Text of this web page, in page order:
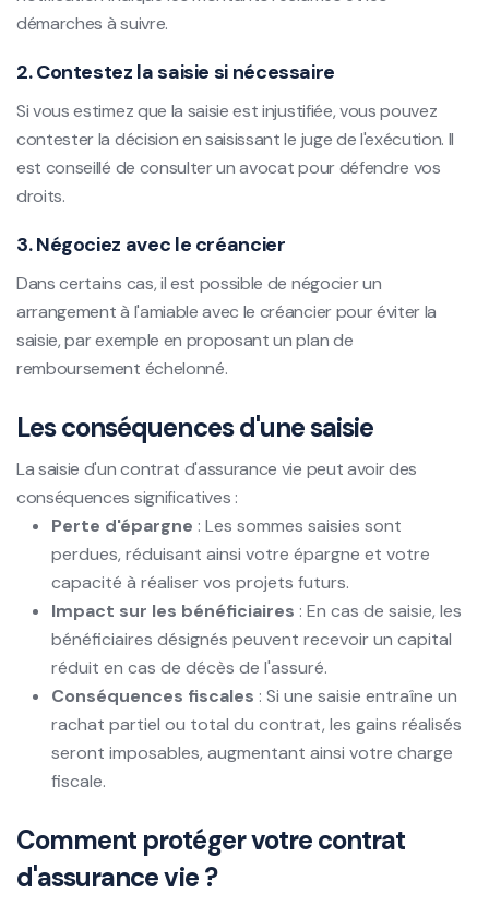
démarches à suivre.
2. Contestez la saisie si nécessaire
Si vous estimez que la saisie est injustifiée, vous pouvez
contester la décision en saisissant le juge de l'exécution. Il
est conseillé de consulter un avocat pour défendre vos
droits.
3. Négociez avec le créancier
Dans certains cas, il est possible de négocier un
arrangement à l'amiable avec le créancier pour éviter la
saisie, par exemple en proposant un plan de
remboursement échelonné.
Les conséquences d'une saisie
La saisie d'un contrat d'assurance vie peut avoir des
conséquences significatives :
Perte d'épargne : Les sommes saisies sont
perdues, réduisant ainsi votre épargne et votre
capacité à réaliser vos projets futurs.
Impact sur les bénéficiaires : En cas de saisie, les
bénéficiaires désignés peuvent recevoir un capital
réduit en cas de décès de l'assuré.
Conséquences fiscales : Si une saisie entraîne un
rachat partiel ou total du contrat, les gains réalisés
seront imposables, augmentant ainsi votre charge
fiscale.
Comment protéger votre contrat
d'assurance vie ?